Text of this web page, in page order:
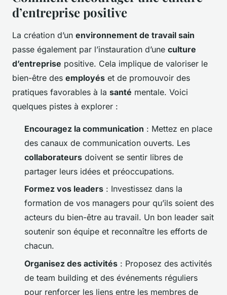
d’entreprise positive
La création d’un environnement de travail sain
passe également par l’instauration d’une culture
d’entreprise positive. Cela implique de valoriser le
bien-être des employés et de promouvoir des
pratiques favorables à la santé mentale. Voici
quelques pistes à explorer :
Encouragez la communication : Mettez en place
des canaux de communication ouverts. Les
collaborateurs doivent se sentir libres de
partager leurs idées et préoccupations.
Formez vos leaders : Investissez dans la
formation de vos managers pour qu’ils soient des
acteurs du bien-être au travail. Un bon leader sait
soutenir son équipe et reconnaître les efforts de
chacun.
Organisez des activités : Proposez des activités
de team building et des événements réguliers
pour renforcer les liens entre les membres de